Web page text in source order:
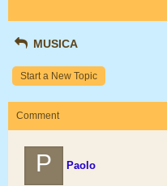
MUSICA
Start a New Topic
Comment
P Paolo